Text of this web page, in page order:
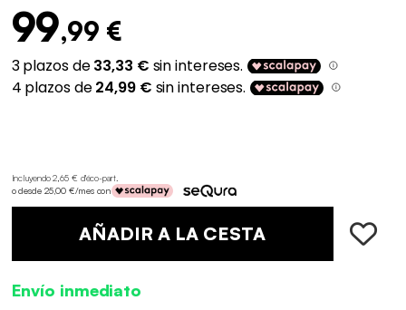
99,99 €
Incluyendo 2,65 € d'éco-part.
o desde 25,00 €/mes con
AÑADIR A LA CESTA
Envío inmediato